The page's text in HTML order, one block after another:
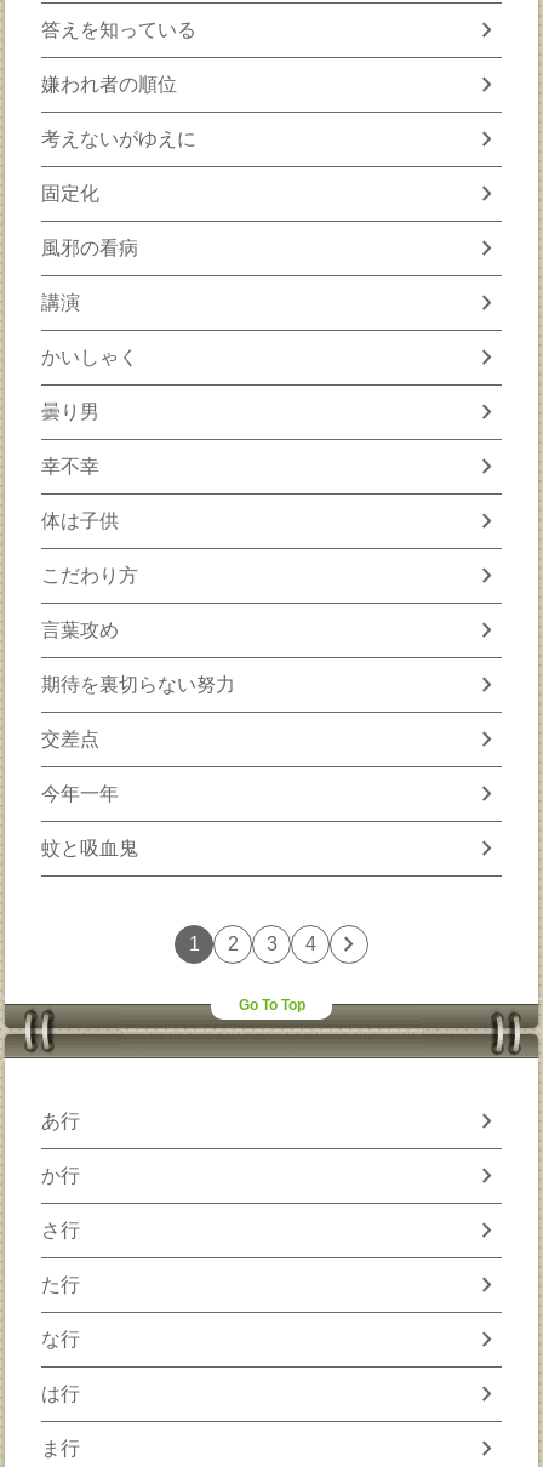
答えを知っている chevron_right
嫌われ者の順位 chevron_right
考えないがゆえに chevron_right
固定化 chevron_right
風邪の看病 chevron_right
講演 chevron_right
かいしゃく chevron_right
曇り男 chevron_right
幸不幸 chevron_right
体は子供 chevron_right
こだわり方 chevron_right
言葉攻め chevron_right
期待を裏切らない努力 chevron_right
交差点 chevron_right
今年一年 chevron_right
蚊と吸血鬼 chevron_right
1 2 3 4 chevron_right
Go To Top
あ行 chevron_right
か行 chevron_right
さ行 chevron_right
た行 chevron_right
な行 chevron_right
は行 chevron_right
ま行 chevron_right